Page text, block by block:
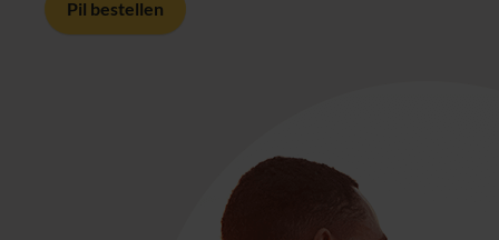
Pil bestellen